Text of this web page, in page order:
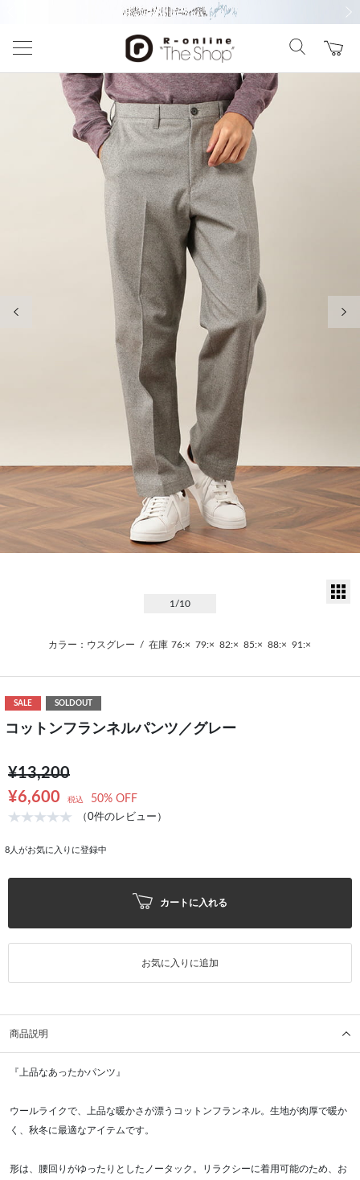
1 /10
カラー：ウスグレー / 在庫 76:× 79:× 82:× 85:× 88:× 91:×
SALE SOLDOUT
コットンフランネルパンツ／グレー
¥13,200
¥6,600
税込 50% OFF
（0件のレビュー）
8 人がお気に入りに登録中
カートに入れる
お気に入りに追加
商品説明
『上品なあったかパンツ』
ウールライクで、上品な暖かさが漂うコットンフランネル。生地が肉厚で暖か
く、秋冬に最適なアイテムです。
形は、腰回りがゆったりとしたノータック。リラクシーに着用可能のため、お